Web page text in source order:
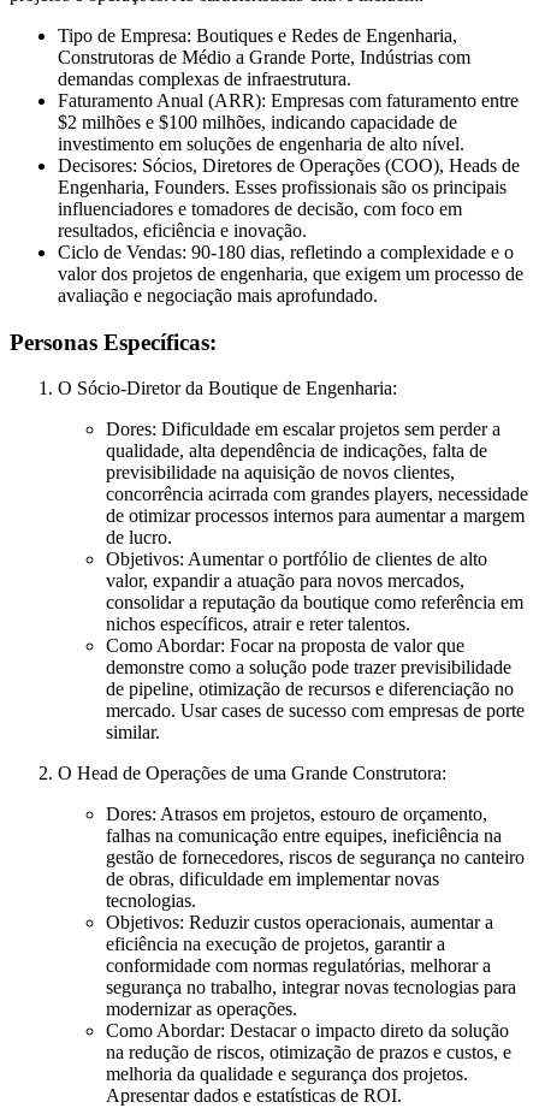
Tipo de Empresa: Boutiques e Redes de Engenharia,
Construtoras de Médio a Grande Porte, Indústrias com
demandas complexas de infraestrutura.
Faturamento Anual (ARR): Empresas com faturamento entre
$2 milhões e $100 milhões, indicando capacidade de
investimento em soluções de engenharia de alto nível.
Decisores: Sócios, Diretores de Operações (COO), Heads de
Engenharia, Founders. Esses profissionais são os principais
influenciadores e tomadores de decisão, com foco em
resultados, eficiência e inovação.
Ciclo de Vendas: 90-180 dias, refletindo a complexidade e o
valor dos projetos de engenharia, que exigem um processo de
avaliação e negociação mais aprofundado.
Personas Específicas:
O Sócio-Diretor da Boutique de Engenharia:
Dores: Dificuldade em escalar projetos sem perder a
qualidade, alta dependência de indicações, falta de
previsibilidade na aquisição de novos clientes,
concorrência acirrada com grandes players, necessidade
de otimizar processos internos para aumentar a margem
de lucro.
Objetivos: Aumentar o portfólio de clientes de alto
valor, expandir a atuação para novos mercados,
consolidar a reputação da boutique como referência em
nichos específicos, atrair e reter talentos.
Como Abordar: Focar na proposta de valor que
demonstre como a solução pode trazer previsibilidade
de pipeline, otimização de recursos e diferenciação no
mercado. Usar cases de sucesso com empresas de porte
similar.
O Head de Operações de uma Grande Construtora:
Dores: Atrasos em projetos, estouro de orçamento,
falhas na comunicação entre equipes, ineficiência na
gestão de fornecedores, riscos de segurança no canteiro
de obras, dificuldade em implementar novas
tecnologias.
Objetivos: Reduzir custos operacionais, aumentar a
eficiência na execução de projetos, garantir a
conformidade com normas regulatórias, melhorar a
segurança no trabalho, integrar novas tecnologias para
modernizar as operações.
Como Abordar: Destacar o impacto direto da solução
na redução de riscos, otimização de prazos e custos, e
melhoria da qualidade e segurança dos projetos.
Apresentar dados e estatísticas de ROI.